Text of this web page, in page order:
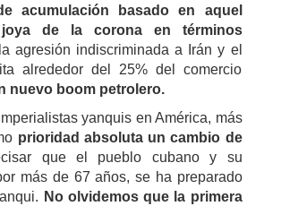
acumulación basado en aquel
joya de la corona en términos
agresión indiscriminada a Irán y el
alrededor del 25% del comercio
nuevo boom petrolero.
yanquis en América, más
prioridad absoluta un cambio de
que el pueblo cubano y su
más de 67 años, se ha preparado
No olvidemos que la primera